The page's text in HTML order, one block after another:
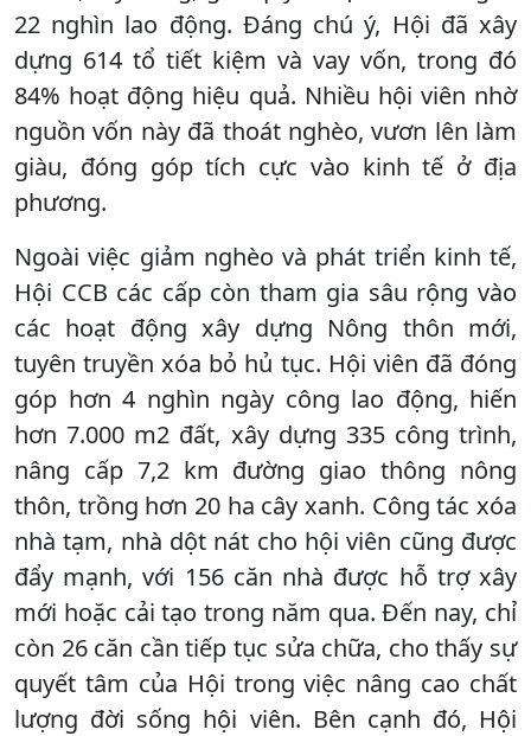
22 nghìn lao động. Đáng chú ý, Hội đã xây
dựng 614 tổ tiết kiệm và vay vốn, trong đó
84% hoạt động hiệu quả. Nhiều hội viên nhờ
nguồn vốn này đã thoát nghèo, vươn lên làm
giàu, đóng góp tích cực vào kinh tế ở địa
phương.
Ngoài việc giảm nghèo và phát triển kinh tế,
Hội CCB các cấp còn tham gia sâu rộng vào
các hoạt động xây dựng Nông thôn mới,
tuyên truyền xóa bỏ hủ tục. Hội viên đã đóng
góp hơn 4 nghìn ngày công lao động, hiến
hơn 7.000 m2 đất, xây dựng 335 công trình,
nâng cấp 7,2 km đường giao thông nông
thôn, trồng hơn 20 ha cây xanh. Công tác xóa
nhà tạm, nhà dột nát cho hội viên cũng được
đẩy mạnh, với 156 căn nhà được hỗ trợ xây
mới hoặc cải tạo trong năm qua. Đến nay, chỉ
còn 26 căn cần tiếp tục sửa chữa, cho thấy sự
quyết tâm của Hội trong việc nâng cao chất
lượng đời sống hội viên. Bên cạnh đó, Hội